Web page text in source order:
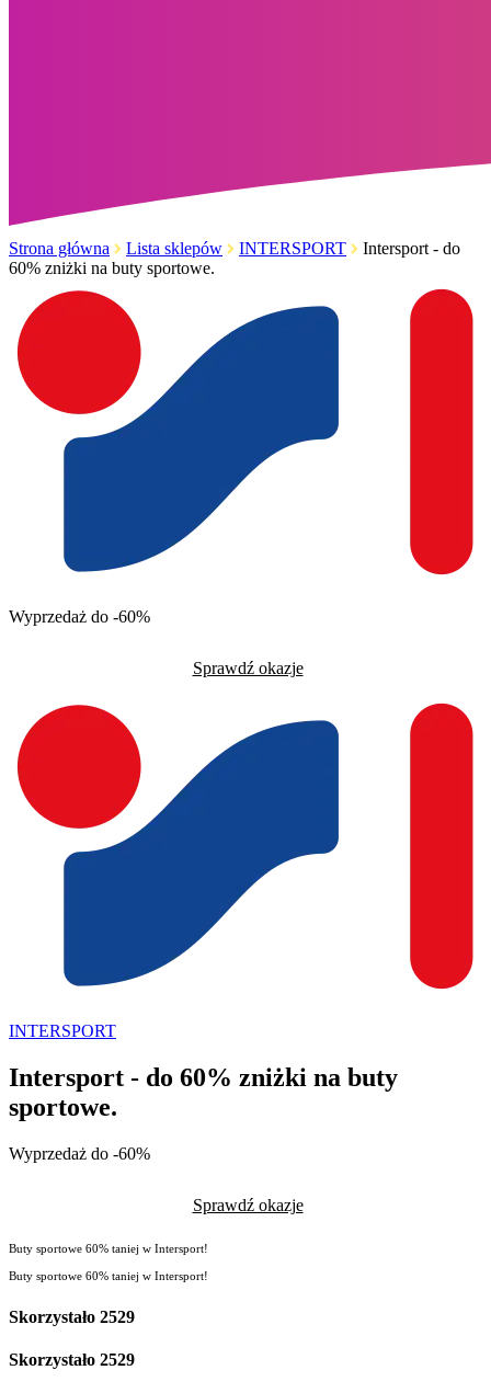
Strona główna Lista sklepów INTERSPORT
Intersport - do
60% zniżki na buty sportowe.
Wyprzedaż do -60%
Sprawdź okazje
INTERSPORT
Intersport - do 60% zniżki na buty
sportowe.
Wyprzedaż do -60%
Sprawdź okazje
Buty sportowe 60% taniej w Intersport!
Buty sportowe 60% taniej w Intersport!
Skorzystało 2529
Skorzystało 2529